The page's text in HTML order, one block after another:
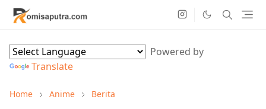
Powered by
Translate
Home Anime Berita